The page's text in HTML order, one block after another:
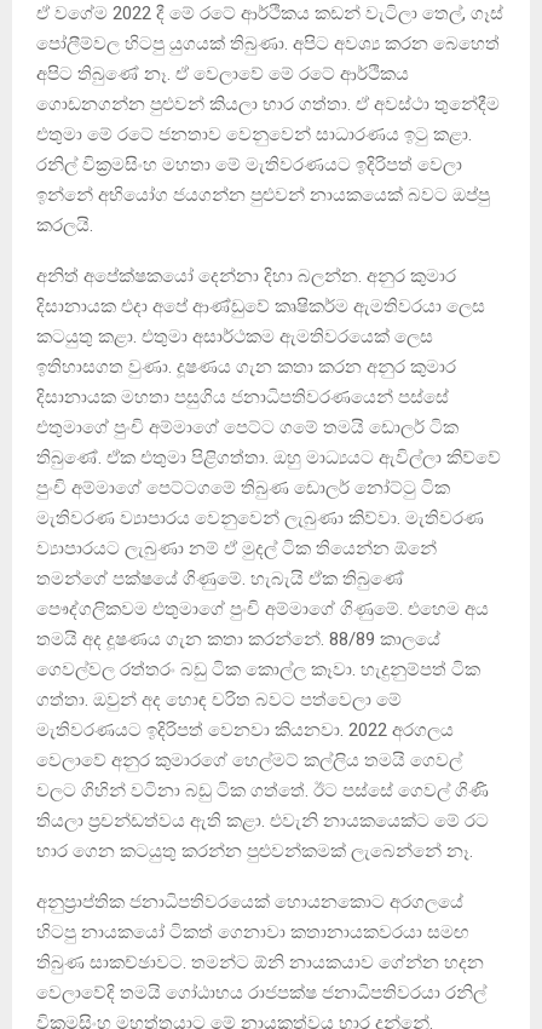
ඒ වගේම 2022 දී මේ රටේ ආර්ථිකය කඩන් වැටිලා තෙල්, ගෑස්
පෝලීම්වල හිටපු යුගයක් තිබුණා. අපිට අවශ්‍ය කරන බෙහෙත්
අපිට තිබුණේ නෑ. ඒ වෙලාවේ මේ රටේ ආර්ථිකය
ගොඩනගන්න පුළුවන් කියලා භාර ගත්තා. ඒ අවස්ථා තුනේදීම
එතුමා මේ රටේ ජනතාව වෙනුවෙන් සාධාරණය ඉටු කළා.
රනිල් වික්‍රමසිංහ මහතා මේ මැතිවරණයට ඉදිරිපත් වෙලා
ඉන්නේ අභියෝග ජයගන්න පුළුවන් නායකයෙක් බවට ඔප්පු
කරලයි.
අනිත් අපේක්ෂකයෝ දෙන්නා දිහා බලන්න. අනුර කුමාර
දිසානායක එදා අපේ ආණ්ඩුවේ කෘෂිකර්ම ඇමතිවරයා ලෙස
කටයුතු කළා. එතුමා අසාර්ථකම ඇමතිවරයෙක් ලෙස
ඉතිහාසගත වුණා. දූෂණය ගැන කතා කරන අනුර කුමාර
දිසානායක මහතා පසුගිය ජනාධිපතිවරණයෙන් පස්සේ
එතුමාගේ පුංචි අම්මාගේ පෙට්ට ගමේ තමයි ඩොලර් ටික
තිබුණේ. ඒක එතුමා පිළිගත්තා. ඔහු මාධ්‍යයට ඇවිල්ලා කිව්වේ
පුංචි අම්මාගේ පෙට්ටගමේ තිබුණ ඩොලර් නෝට්ටු ටික
මැතිවරණ ව්‍යාපාරය වෙනුවෙන් ලැබුණා කිව්වා. මැතිවරණ
ව්‍යාපාරයට ලැබුණා නම් ඒ මුදල් ටික තියෙන්න ඕනේ
තමන්ගේ පක්ෂයේ ගිණුමේ. හැබැයි ඒක තිබුණේ
පෞද්ගලිකවම එතුමාගේ පුංචි අම්මාගේ ගිණුමේ. එහෙම අය
තමයි අද දූෂණය ගැන කතා කරන්නේ. 88/89 කාලයේ
ගෙවල්වල රත්තරං බඩු ටික කොල්ල කෑවා. හැදුනුම්පත් ටික
ගත්තා. ඔවුන් අද හොඳ චරිත බවට පත්වෙලා මේ
මැතිවරණයට ඉදිරිපත් වෙනවා කියනවා. 2022 අරගලය
වෙලාවේ අනුර කුමාරගේ හෙල්මට් කල්ලිය තමයි ගෙවල්
වලට ගිහින් වටිනා බඩු ටික ගත්තේ. ඊට පස්සේ ගෙවල් ගිණි
තියලා ප්‍රචන්ඩත්වය ඇති කළා. එවැනි නායකයෙක්ට මේ රට
භාර ගෙන කටයුතු කරන්න පුළුවන්කමක් ලැබෙන්නේ නෑ.
අනුප්‍රාප්තික ජනාධිපතිවරයෙක් හොයනකොට අරගලයේ
හිටපු නායකයෝ ටිකත් ගෙනාවා කතානායකවරයා සමඟ
තිබුණ සාකච්ඡාවට. තමන්ට ඕනි නායකයාව ගේන්න හදන
වෙලාවේදි තමයි ගෝඨාභය රාජපක්ෂ ජනාධිපතිවරයා රනිල්
වික්‍රමසිංහ මහත්තයාට මේ නායකත්වය භාර දුන්නේ.